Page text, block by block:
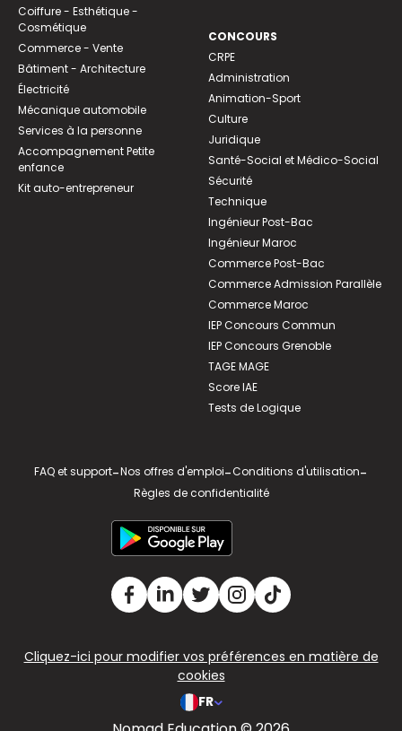
Coiffure - Esthétique -
Cosmétique
Commerce - Vente
Bâtiment - Architecture
Électricité
Mécanique automobile
Services à la personne
Accompagnement Petite
enfance
Kit auto-entrepreneur
CONCOURS
CRPE
Administration
Animation-Sport
Culture
Juridique
Santé-Social et Médico-Social
Sécurité
Technique
Ingénieur Post-Bac
Ingénieur Maroc
Commerce Post-Bac
Commerce Admission Parallèle
Commerce Maroc
IEP Concours Commun
IEP Concours Grenoble
TAGE MAGE
Score IAE
Tests de Logique
FAQ et support-Nos offres d'emploi-Conditions d'utilisation-
Règles de confidentialité
Cliquez-ici pour modifier vos préférences en matière de
cookies
FR